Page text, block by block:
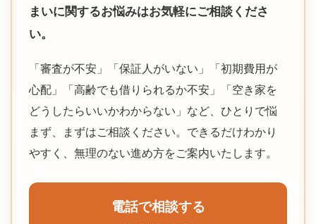
まいに関するお悩みはお気軽にご相談くださ
い。
「審査が不安」「保証人がいない」「初期費用が
心配」「高齢でも借りられるか不安」「空き家を
どうしたらいいかわからない」など、ひとりで悩
まず、まずはご相談ください。できるだけわかり
やすく、無理のない進め方をご案内いたします。
電話で相談する